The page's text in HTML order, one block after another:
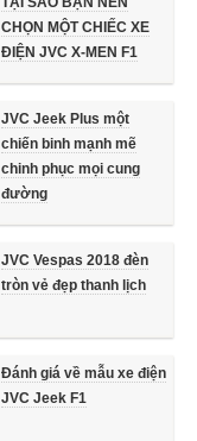
CHỌN MỘT CHIẾC XE
ĐIỆN JVC X-MEN F1
JVC Jeek Plus một
chiến binh mạnh mẽ
chinh phục mọi cung
đường
JVC Vespas 2018 đèn
tròn vẻ đẹp thanh lịch
Đánh giá về mẫu xe điện
JVC Jeek F1